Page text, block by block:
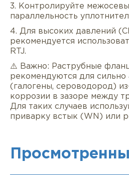
3. Контролируйте
параллельность
4. Для высоких давлений
рекомендуется
RTJ.
⚠️ Важно: Раструбные
рекомендуются для сильно
(галогены, сероводород)
коррозии в зазоре между
Для таких случаев
приварку встык (WN) или